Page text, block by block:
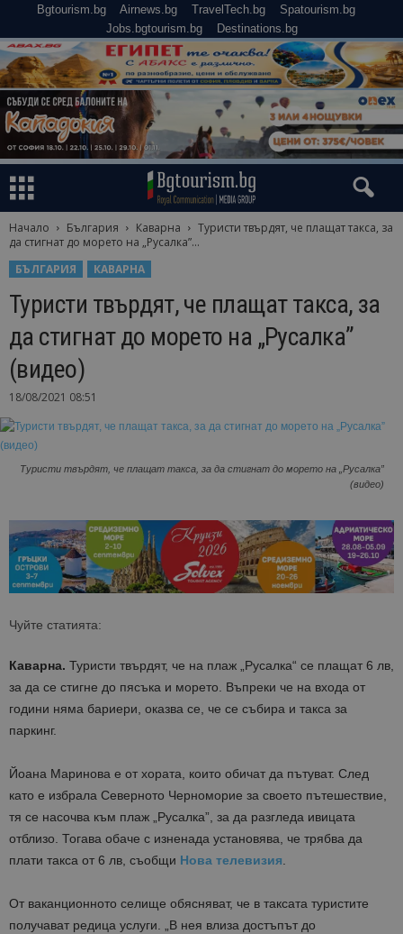
Bgtourism.bg Airnews.bg TravelTech.bg
Spatourism.bg
Jobs.bgtourism.bg
Destinations.bg
Начало България Каварна
Туристи твърдят, че плащат такса, за
да стигнат до морето на „Русалка”...
БЪЛГАРИЯ
КАВАРНА
Туристи твърдят, че плащат такса, за
да стигнат до морето на „Русалка”
(видео)
18/08/2021 08:51
Туристи твърдят, че плащат такса, за да стигнат до морето на „Русалка”
(видео)
Чуйте статията:
Каварна. Туристи твърдят, че на плаж „Русалка“ се плащат 6 лв,
за да се стигне до пясъка и морето. Въпреки че на входа от
години няма бариери, оказва се, че се събира и такса за
паркинг.
Йоана Маринова е от хората, които обичат да пътуват. След
като е избрала Северното Черноморие за своето пътешествие,
тя се насочва към плаж „Русалка”, за да разгледа ивицата
отблизо. Тогава обаче с изненада установява, че трябва да
плати такса от 6 лв, съобщи Нова телевизия.
От ваканционното селище обясняват, че в таксата туристите
получават редица услуги. „В нея влиза достъпът до